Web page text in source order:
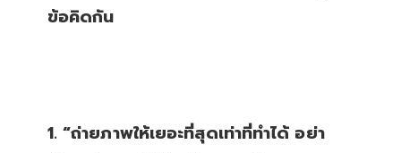
ข้อคิดกัน
1. “ถ่ายภาพให้เยอะที่สุดเท่าที่ทำได้ อย่า